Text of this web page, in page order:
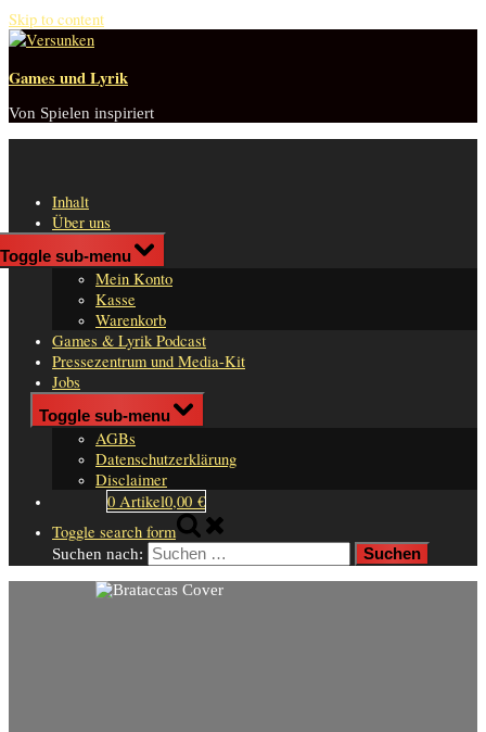
Skip to content
Games und Lyrik
Von Spielen inspiriert
Inhalt
Über uns
Shop
Toggle sub-menu
Mein Konto
Kasse
Warenkorb
Games & Lyrik Podcast
Pressezentrum und Media-Kit
Jobs
Impressum
Toggle sub-menu
AGBs
Datenschutzerklärung
Disclaimer
0 Artikel0,00 €
Toggle search form
Suchen nach: